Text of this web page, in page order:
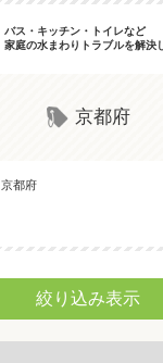
バス・キッチン・トイレなど
家庭の水まわりトラブルを解決
京都府
京都府
絞り込み表示